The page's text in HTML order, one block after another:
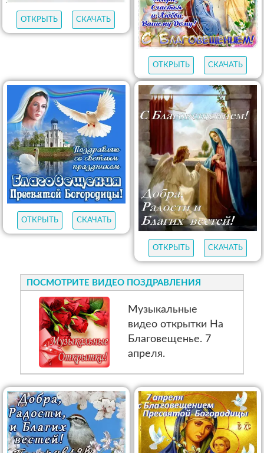
ОТКРЫТЬ СКАЧАТЬ
ОТКРЫТЬ СКАЧАТЬ
ОТКРЫТЬ СКАЧАТЬ
ОТКРЫТЬ СКАЧАТЬ
ПОСМОТРИТЕ ВИДЕО ПОЗДРАВЛЕНИЯ
Музыкальные
видео открытки На
Благовещенье. 7
апреля.